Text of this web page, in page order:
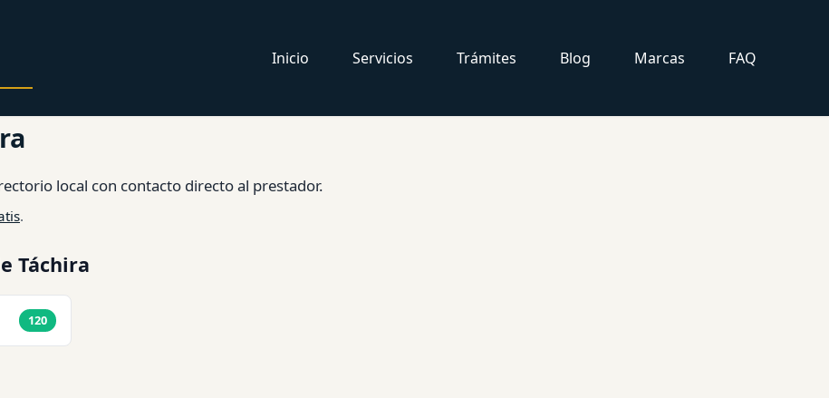
Inicio
Servicios Trámites Blog Marcas FAQ
local con contacto directo al prestador.
.
Táchira
120